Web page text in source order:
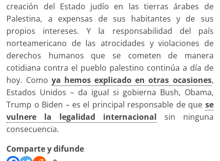
creación del Estado judío en las tierras árabes de
Palestina, a expensas de sus habitantes y de sus
propios intereses. Y la responsabilidad del país
norteamericano de las atrocidades y violaciones de
derechos humanos que se cometen de manera
cotidiana contra el pueblo palestino continúa a día de
hoy. Como ya hemos explicado en otras ocasiones,
Estados Unidos – da igual si gobierna Bush, Obama,
Trump o Biden – es el principal responsable de que se
vulnere la legalidad internacional sin ninguna
consecuencia.
Comparte y difunde